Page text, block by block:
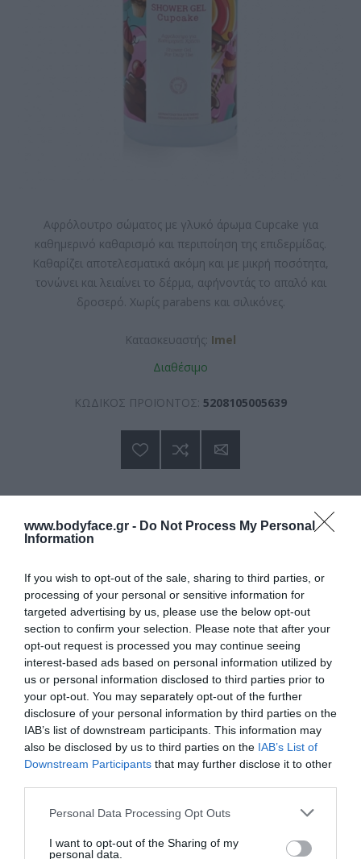
www.bodyface.gr - Do Not Process My Personal
Information
If you wish to opt-out of the sale, sharing to third parties, or
processing of your personal or sensitive information for
targeted advertising by us, please use the below opt-out
section to confirm your selection. Please note that after your
opt-out request is processed you may continue seeing
interest-based ads based on personal information utilized by
us or personal information disclosed to third parties prior to
your opt-out. You may separately opt-out of the further
disclosure of your personal information by third parties on the
IAB’s list of downstream participants. This information may
also be disclosed by us to third parties on the IAB’s List of
Downstream Participants that may further disclose it to other
Please note that this website/app uses one or more Google
not limited to your visit or usage behaviour. You may click to
Personal Data Processing Opt Outs
I want to opt-out of the Sharing of my
personal data.
Αφρόλουτρο σώματος με γλυκό άρωμα Cupcake για
καθημερινό καθαρισμό και περιποίηση της επιδερμίδας.
Καθαρίζει αποτελεσματικά ακόμη και με μικρή ποσότητα,
τονώνει και λειαίνει το δέρμα, αφήνοντάς το απαλό και
δροσερό. Χωρίς parabens και σιλικόνες.
Κατασκευαστής: Imel
Διαθέσιμο
ΚΩΔΙΚΟΣ ΠΡΟΪΟΝΤΟΣ: 5208105005639
5,10 €
Το Ventus Cupcake Αφρόλουτρο είναι σχεδιασμένο για τον καθημερινό
καθαρισμό και την περιποίηση της επιδερμίδας, προσφέροντας
παράλληλα ένα ευχάριστο, γλυκό άρωμα Cupcake.
Η σύνθεσή του καθαρίζει αποτελεσματικά ακόμη και με τη χρήση
μικρής ποσότητας και συμβάλλει στην τόνωση και τη λείανση του
δέρματος. Μετά το ντους, η επιδερμίδα διατηρεί αίσθηση απαλότητας
και φρεσκάδας.
Το γλυκό άρωμά του μετατρέπει την καθημερινή περιποίηση του